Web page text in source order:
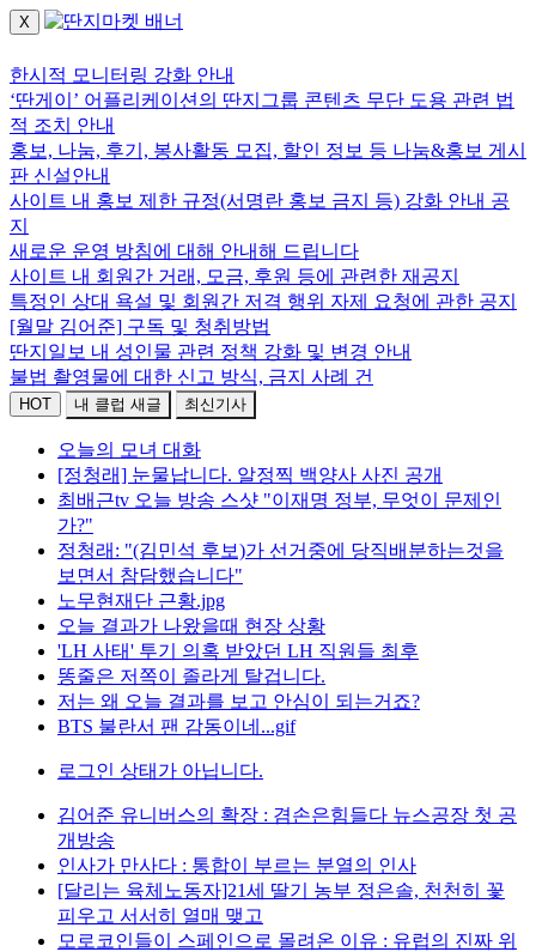
X
한시적 모니터링 강화 안내
‘딴게이’ 어플리케이션의 딴지그룹 콘텐츠 무단 도용 관련 법
적 조치 안내
홍보, 나눔, 후기, 봉사활동 모집, 할인 정보 등 나눔&홍보 게시
판 신설안내
사이트 내 홍보 제한 규정(서명란 홍보 금지 등) 강화 안내 공
지
새로운 운영 방침에 대해 안내해 드립니다
사이트 내 회원간 거래, 모금, 후원 등에 관련한 재공지
특정인 상대 욕설 및 회원간 저격 행위 자제 요청에 관한 공지
[월말 김어준] 구독 및 청취방법
딴지일보 내 성인물 관련 정책 강화 및 변경 안내
불법 촬영물에 대한 신고 방식, 금지 사례 건
HOT 내 클럽 새글 최신기사
오늘의 모녀 대화
[정청래] 눈물납니다. 알정찍 백양사 사진 공개
최배근tv 오늘 방송 스샷 "이재명 정부, 무엇이 문제인
가?"
정청래: "(김민석 후보)가 선거중에 당직배분하는것을
보면서 참담했습니다"
노무현재단 근황.jpg
오늘 결과가 나왔을때 현장 상황
'LH 사태' 투기 의혹 받았던 LH 직원들 최후
똥줄은 저쪽이 졸라게 탈겁니다.
저는 왜 오늘 결과를 보고 안심이 되는거죠?
BTS 불란서 팬 감동이네...gif
로그인 상태가 아닙니다.
김어준 유니버스의 확장 : 겸손은힘들다 뉴스공장 첫 공
개방송
인사가 만사다 : 통합이 부르는 분열의 인사
[달리는 육체노동자]21세 딸기 농부 정은솔, 천천히 꽃
피우고 서서히 열매 맺고
모로코인들이 스페인으로 몰려온 이유 : 유럽의 진짜 위